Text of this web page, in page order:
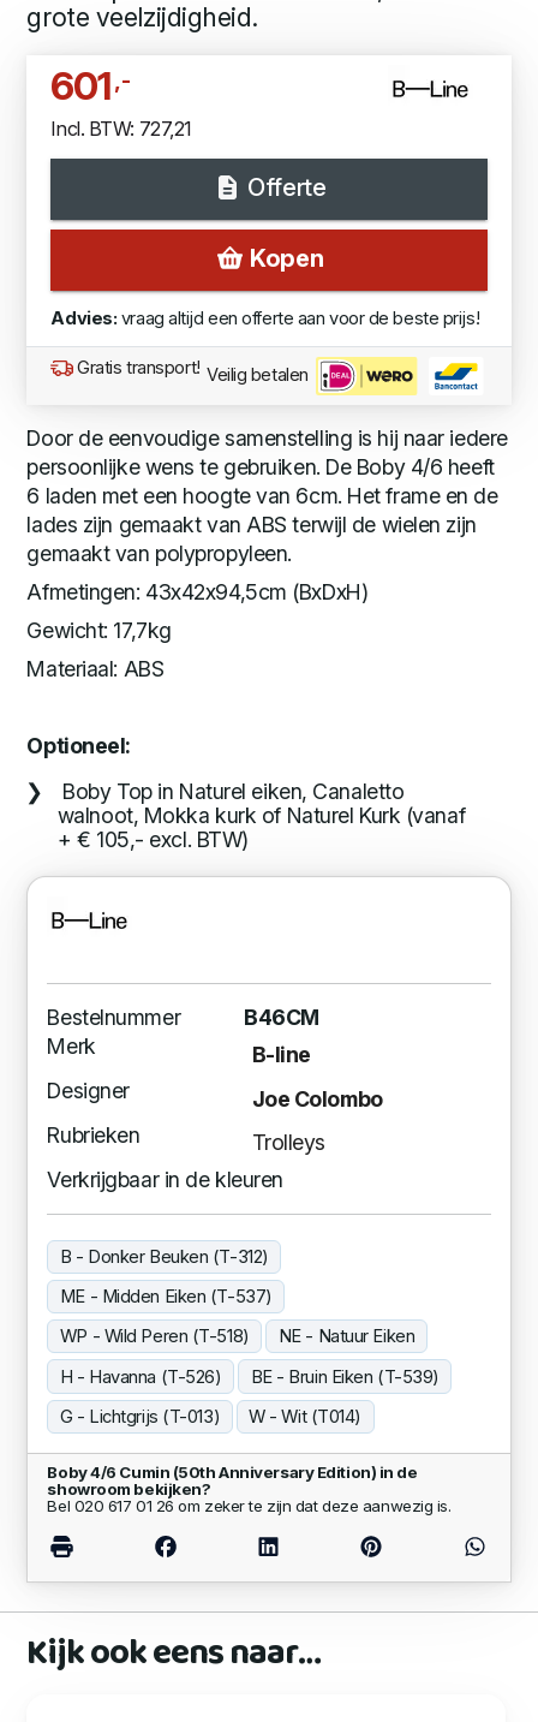
grote veelzijdigheid.
601,-
Incl. BTW: 727,21
Offerte
Kopen
Advies: vraag altijd een offerte aan voor de beste prijs!
Gratis transport! Veilig betalen
Door de eenvoudige samenstelling is hij naar iedere
persoonlijke wens te gebruiken. De Boby 4/6 heeft
6 laden met een hoogte van 6cm. Het frame en de
lades zijn gemaakt van ABS terwijl de wielen zijn
gemaakt van polypropyleen.
Afmetingen: 43x42x94,5cm (BxDxH)
Gewicht: 17,7kg
Materiaal: ABS
Optioneel:
Boby Top in Naturel eiken, Canaletto
walnoot, Mokka kurk of Naturel Kurk (vanaf
+ € 105,- excl. BTW)
Bestelnummer
B46CM
Merk
B-line
Designer
Joe Colombo
Rubrieken
Trolleys
Verkrijgbaar in de kleuren
B - Donker Beuken (T-312)
ME - Midden Eiken (T-537)
WP - Wild Peren (T-518)
NE - Natuur Eiken
H - Havanna (T-526)
BE - Bruin Eiken (T-539)
G - Lichtgrijs (T-013)
W - Wit (T014)
Boby 4/6 Cumin (50th Anniversary Edition) in de
showroom bekijken?
Bel 020 617 01 26 om zeker te zijn dat deze aanwezig is.
Kijk ook eens naar…